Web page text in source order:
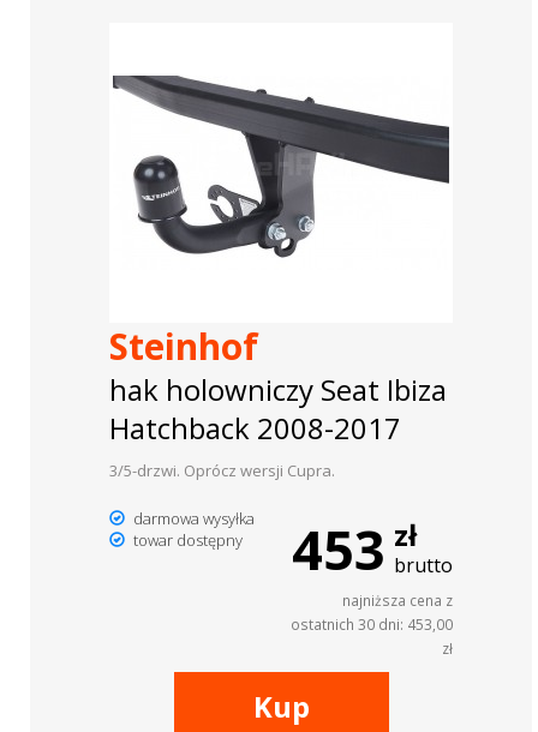
Steinhof
hak holowniczy Seat Ibiza
Hatchback 2008-2017
3/5-drzwi. Oprócz wersji Cupra.
darmowa wysyłka
towar dostępny
453 zł
brutto
najniższa cena z
ostatnich 30 dni: 453,00
zł
Kup